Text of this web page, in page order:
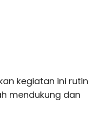
kegiatan ini rutin
mendukung dan